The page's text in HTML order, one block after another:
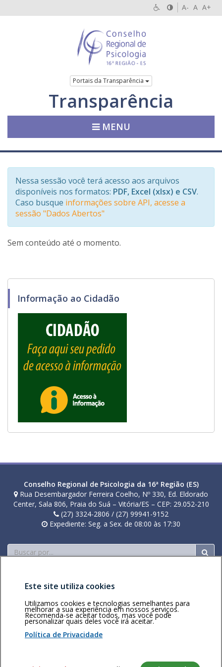
A- A A+
Portais da Transparência
Transparência
MENU
Nessa sessão você terá acesso aos arquivos
disponíveis nos formatos: PDF, Excel (xlsx) e CSV.
Caso busque informações sobre API, acesse a
sessão "Dados Abertos"
Sem conteúdo até o momento.
Informação ao Cidadão
Conselho Regional de Psicologia da 16ª Região (ES)
Rua Desembargador Ferreira Coelho, Nº 330, Ed. Eldorado
Center, Sala 806, Praia do Suá – Vitória/ES – CEP: 29.052-210
(27) 3324-2806 / (27) 99941-9152
Expediente: Seg. a Sex. de 08:00 às 17:30
Buscar
Área restritaPolítica de
privacidadePersonalização
de cookies
Voltar ao topo
Este site utiliza cookies
Utilizamos cookies e tecnologias semelhantes para
melhorar a sua experiência em nossos serviços.
Recomenda-se aceitar todos, mas você pode
personalizar quais deles você irá aceitar.
Política de Privacidade